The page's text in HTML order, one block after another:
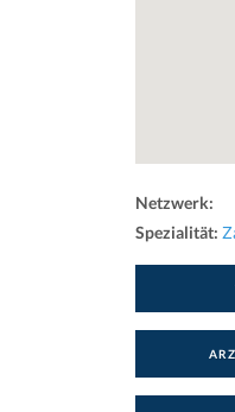
Netzwerk:
Spezialität: